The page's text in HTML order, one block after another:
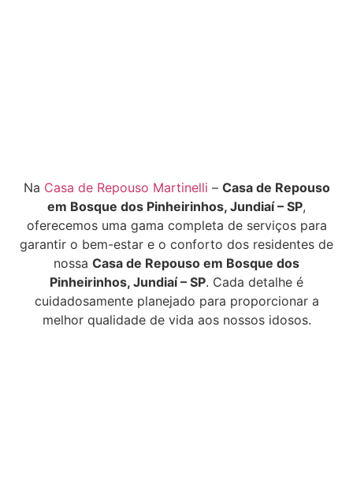
Na Casa de Repouso Martinelli – Casa de Repouso
em Bosque dos Pinheirinhos, Jundiaí – SP,
oferecemos uma gama completa de serviços para
garantir o bem-estar e o conforto dos residentes de
nossa Casa de Repouso em Bosque dos
Pinheirinhos, Jundiaí – SP. Cada detalhe é
cuidadosamente planejado para proporcionar a
melhor qualidade de vida aos nossos idosos.